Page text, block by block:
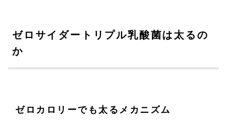
ゼロサイダートリプル乳酸菌は太るの
か
ゼロカロリーでも太るメカニズム